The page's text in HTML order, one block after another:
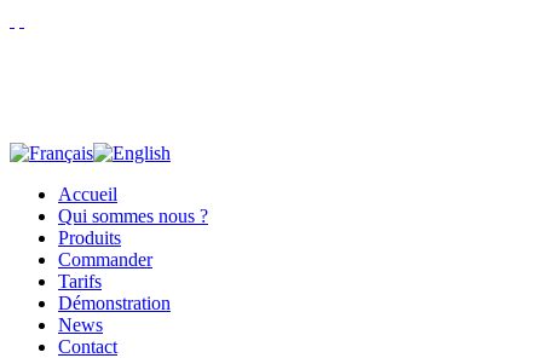
Accueil
Qui sommes nous ?
Produits
Commander
Tarifs
Démonstration
News
Contact